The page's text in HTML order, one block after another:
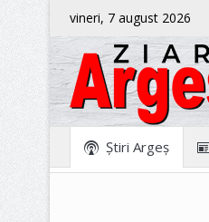
vineri, 7 august 2026
Ştiri Argeş